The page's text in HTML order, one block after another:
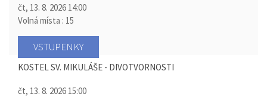
čt, 13. 8. 2026 14:00
Volná místa : 15
VSTUPENKY
KOSTEL SV. MIKULÁŠE - DIVOTVORNOSTI
čt, 13. 8. 2026 15:00